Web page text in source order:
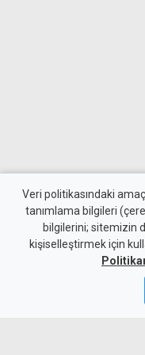
Gündem KKTC
vurgusu:
Veri politikasındaki
tanımlama bilgileri
bilgilerini; sitemizin
kişiselleştirmek için